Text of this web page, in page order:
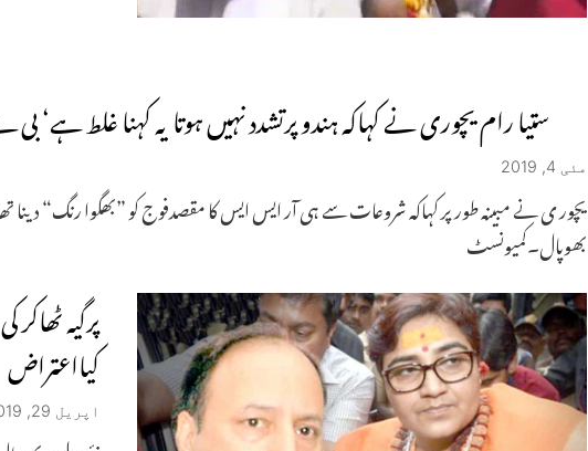
ستیا رام یچوری نے کہاکہ ہندو پرتشدد نہیں ہوتا یہ کہنا غلط ہے‘
مئی 4, 2019
یچور ی نے مبینہ طور پر کہاکہ شروعات سے ہی آر ایس ایس کا مقصدفوج کو ”بھگوا رنگ“ دینا
بھوپال۔کمیونسٹ
کیااعتراض
اپریل 29, 2019